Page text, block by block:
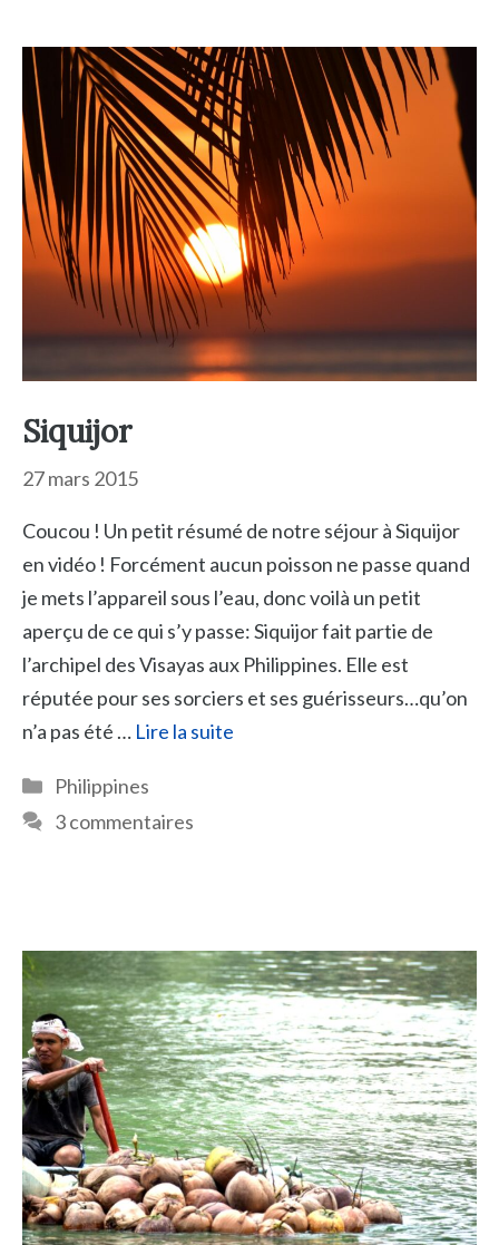
Siquijor
27 mars 2015
Coucou ! Un petit résumé de notre séjour à Siquijor
en vidéo ! Forcément aucun poisson ne passe quand
je mets l’appareil sous l’eau, donc voilà un petit
aperçu de ce qui s’y passe: Siquijor fait partie de
l’archipel des Visayas aux Philippines. Elle est
réputée pour ses sorciers et ses guérisseurs…qu’on
n’a pas été … Lire la suite
Catégories
Philippines
3 commentaires